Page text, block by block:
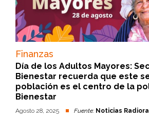
Finanzas
Día de los Adultos Mayores:
Bienestar recuerda que este
población es el centro de la
Bienestar
Agosto 28, 2025 Fuente: Noticias